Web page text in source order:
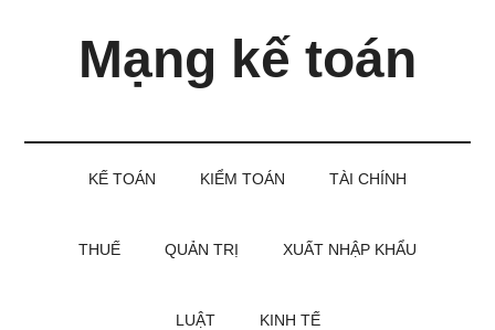
Mạng kế toán
KẾ TOÁN KIỂM TOÁN TÀI CHÍNH
THUẾ QUẢN TRỊ XUẤT NHẬP KHẨU
LUẬT KINH TẾ